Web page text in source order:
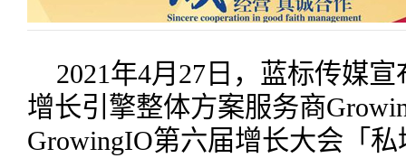
2021年4月27日，蓝标传媒
增长引擎整体方案服务商
GrowingIO第六届增长大会「